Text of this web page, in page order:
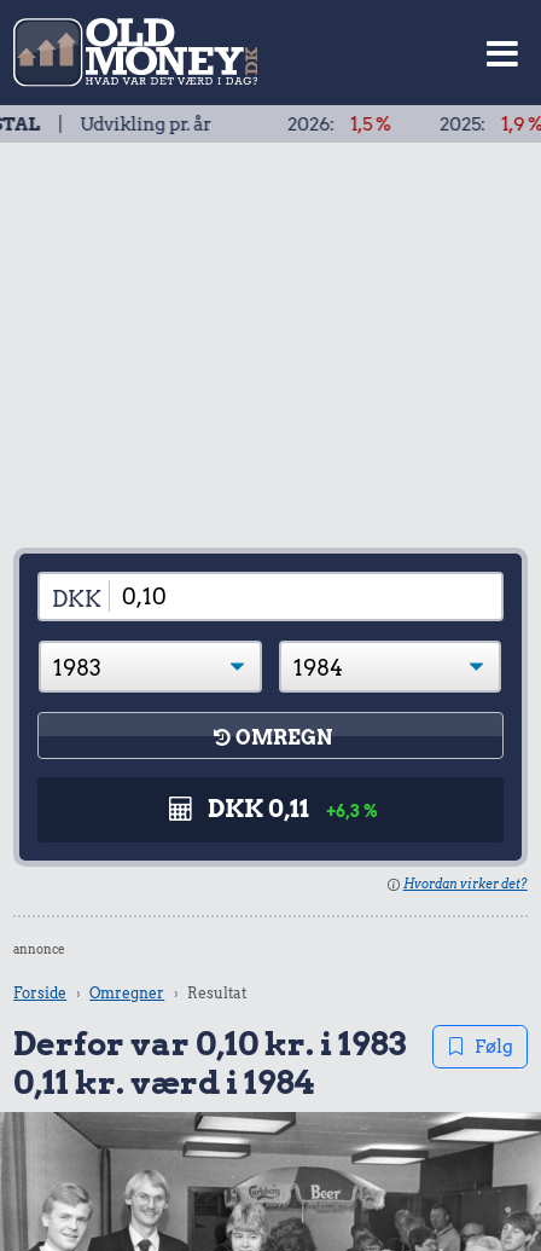
pr. år2026: 1,5 % 2025: 1,9 %
DKK
OMREGN
DKK 0,11 +6,3 %
Hvordan virker det?
annonce
Forside Omregner Resultat
Derfor var 0,10 kr. i 1983
0,11 kr. værd i 1984
Følg